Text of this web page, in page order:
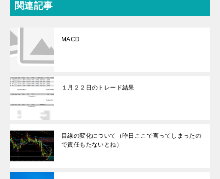
関連記事
MACD
１月２２日のトレード結果
目線の変化について（昨日ここで言ってしまったの
で責任もたないとね）